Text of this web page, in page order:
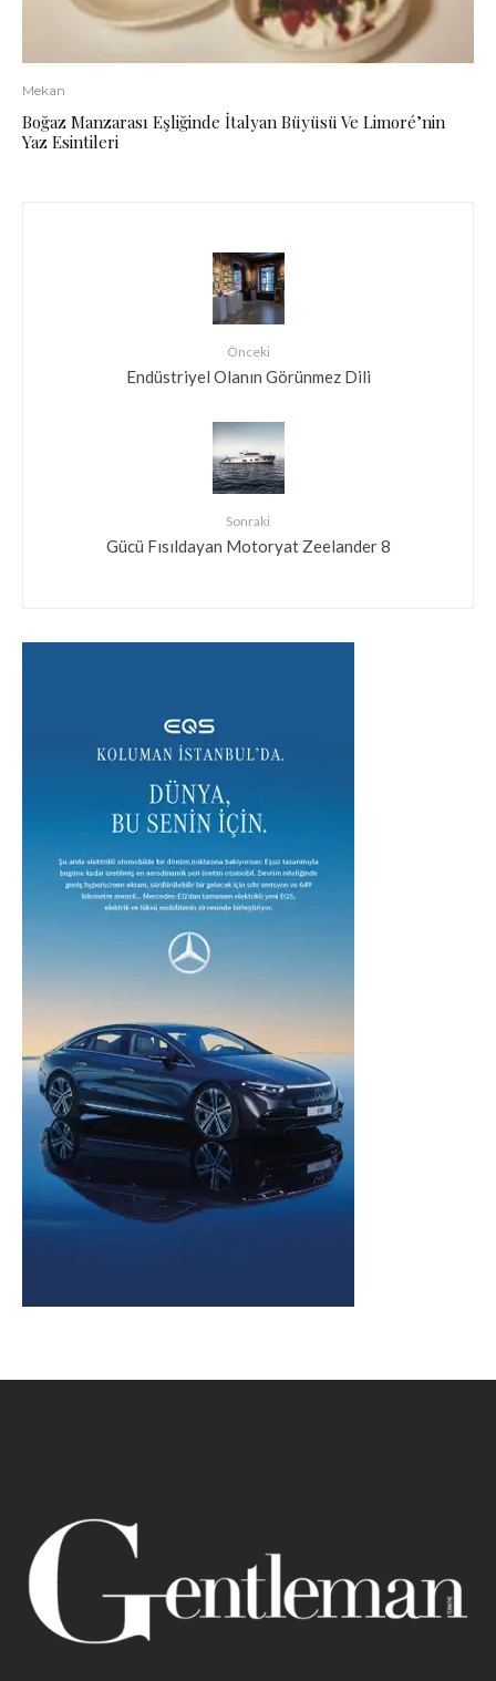
Mekan
Boğaz Manzarası Eşliğinde İtalyan Büyüsü Ve Limoré’nin
Yaz Esintileri
Önceki
Endüstriyel Olanın Görünmez Dili
Sonraki
Gücü Fısıldayan Motoryat Zeelander 8